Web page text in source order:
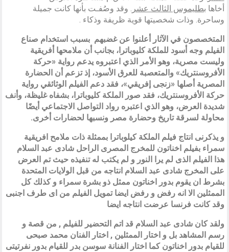
أخاها بطليموس الثالث عشر . وقد وصُفـت بأنها كانت جميلة
وساحرة. وذات شخصيتها قوية ظريفة وذكاء .
المتخصصون في الآثار أعلنوا عن غضبهم بسبب استخدام صناع
الفيلم وجه أسود للملكة كليوباترا، بجانب أن ملامحها أفريقية
وليست مصرية، وهو الأمر الذي اعتبروه يدعم رواية «حركة
الأفروسنتريك» والمتعصبة للعرق الأسود، إذ تزعم أن الحضارة
المصرية أصلها «زنجى إفريقي»، فقد دعم الفيلم الوثائقي رواية
حركة الأفروسنتريك، فقد صور الملكة كليوباترا، بشفاه غليظة، وأنف
شديدة العرض، وهو الذي اعتبره رواد التواصل الاجتماعي أيضًا
محاولة لسرقة تاريخ وحضارة مصر ونسبها لحضارات أخرى.
و يذكرنى انتاج فيلم الملكة كيلوباترا بممثلة ذات ملامح افريقية
سمراء بفيلم اخناتون للمخرج المصرى الراحل شادى عبد السلام
هذا الفيلم الذى لم يرا النور و لم يكتب له تنفيذه حيث تم العرض
على المخرج شادى عبد السلام انتاجه من قبل الولايات المتحدة
بشرط ان يقوم بدور اخناتون ممثل ذو بشرة سمراء و كذلك كل
الممثلين الا انه رفض و رفض ايضا تمويل الفيلم من اى طرف اجنبى
وقد كانت فرنسا عرضت انتاجه ايضا
ولقد كان شادى عبد السلام قد اتم التحضير للفيلم , من قصة و
رسم المشاهد بل و اختار الممثلين , اختار الفنان محمد صبحى
للقيام بدور اخناتون كما اختار الفنانة سوسن بدر للقيام بدور نفرتيتى